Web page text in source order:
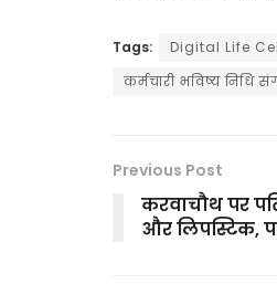
Tags: Digital Life
कर्मचारी ​भविष्य निधि
Previous Post
करवाचौथ पर
और लिपस्टिक,